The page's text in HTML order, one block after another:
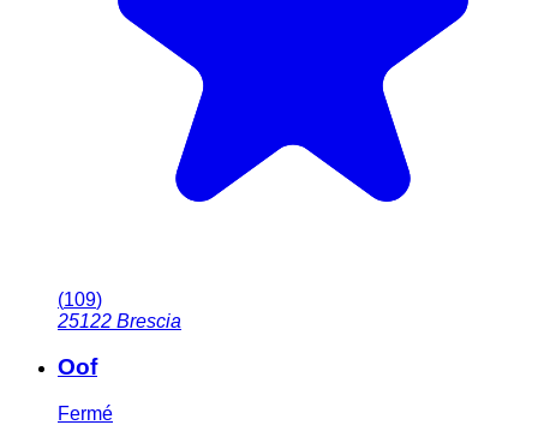
(109)
25122 Brescia
Oof
Fermé